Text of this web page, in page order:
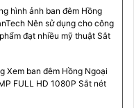
hình ảnh ban đêm Hồng
Nên sử dụng cho công
đạt nhiều mỹ thuật Sắt
Xem ban đêm Hồng Ngoại
FULL HD 1080P Sắt nét